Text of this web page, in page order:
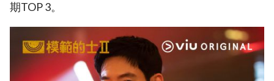
期TOP 3。